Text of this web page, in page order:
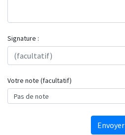
Signature :
Votre note (facultatif)
Envoyer